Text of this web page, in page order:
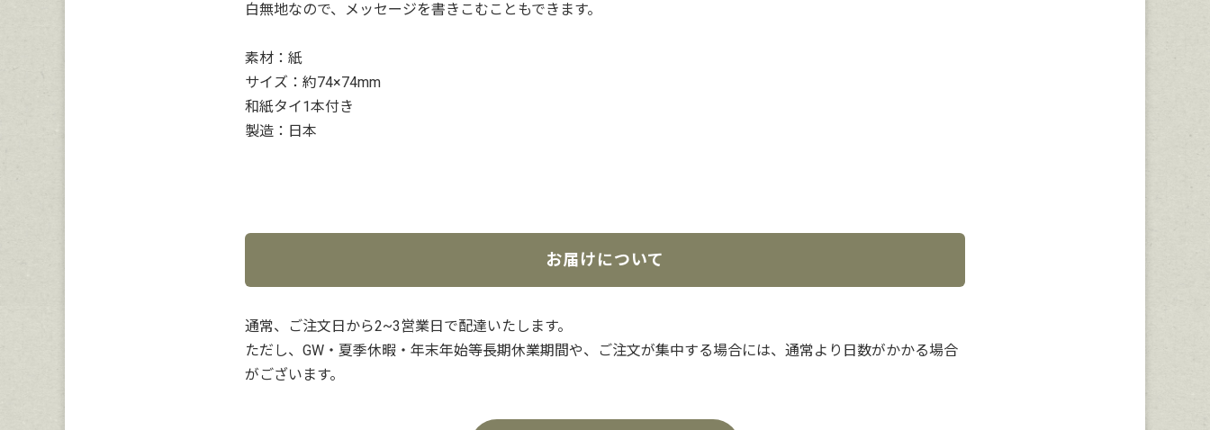
白無地なので、メッセージを書きこむこともできます。
素材：紙
サイズ：約74×74mm
和紙タイ1本付き
製造：日本
お届けについて
通常、ご注文日から2~3営業日で配達いたします。
ただし、GW・夏季休暇・年末年始等長期休業期間や、ご注文が集中する場合には、通常より日数がかかる場合
がございます。